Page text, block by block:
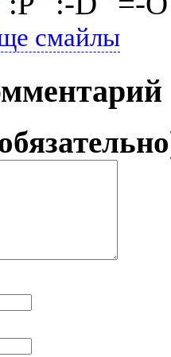
смайлы